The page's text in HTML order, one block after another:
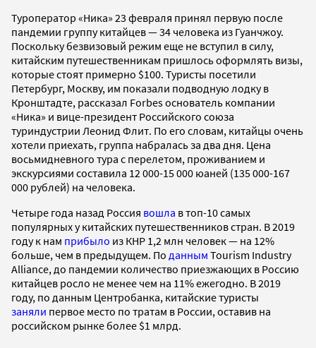
Туроператор «Ника» 23 февраля принял первую после
пандемии группу китайцев — 34 человека из Гуанчжоу.
Поскольку безвизовый режим еще не вступил в силу,
китайским путешественникам пришлось оформлять визы,
которые стоят примерно $100. Туристы посетили
Петербург, Москву, им показали подводную лодку в
Кронштадте, рассказал Forbes основатель компании
«Ника» и вице-президент Российского союза
туриндустрии Леонид Флит. По его словам, китайцы очень
хотели приехать, группа набралась за два дня. Цена
восьмидневного тура с перелетом, проживанием и
экскурсиями составила 12 000-15 000 юаней (135 000-167
000 рублей) на человека.
Четыре года назад Россия вошла в топ-10 самых
популярных у китайских путешественников стран. В 2019
году к нам прибыло из КНР 1,2 млн человек — на 12%
больше, чем в предыдущем. По данным Tourism Industry
Alliance, до пандемии количество приезжающих в Россию
китайцев росло не менее чем на 11% ежегодно. В 2019
году, по данным Центробанка, китайские туристы
заняли первое место по тратам в России, оставив на
российском рынке более $1 млрд.